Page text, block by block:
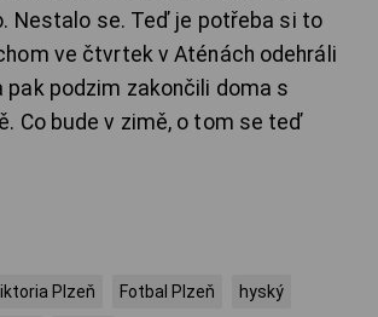
Nestalo se. Teď je potřeba si to
ve čtvrtek v Aténách odehráli
pak podzim zakončili doma s
Co bude v zimě, o tom se teď
Plzeň Fotbal Plzeň hyský